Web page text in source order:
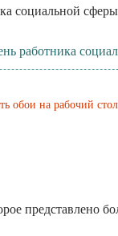
социальной
работника
обои на рабочий
представлено